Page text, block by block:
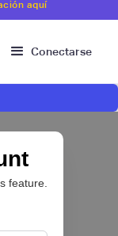
aquí
Conectarse
feature.
de